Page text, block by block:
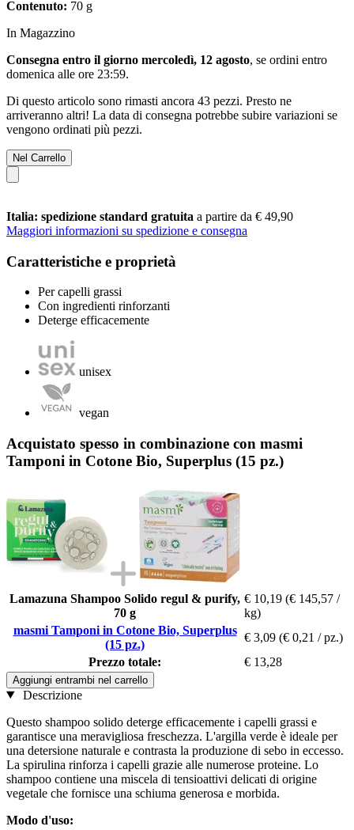
Contenuto: 70 g
In Magazzino
Consegna entro il giorno mercoledì, 12 agosto, se ordini entro
domenica alle ore 23:59.
Di questo articolo sono rimasti ancora 43 pezzi. Presto ne
arriveranno altri! La data di consegna potrebbe subire variazioni se
vengono ordinati più pezzi.
Nel Carrello
Italia: spedizione standard gratuita a partire da € 49,90
Maggiori informazioni su spedizione e consegna
Caratteristiche e proprietà
Per capelli grassi
Con ingredienti rinforzanti
Deterge efficacemente
unisex
vegan
Acquistato spesso in combinazione con masmi
Tamponi in Cotone Bio, Superplus (15 pz.)
Lamazuna Shampoo Solido regul & purify,
70 g
€ 10,19 (€ 145,57 /
kg)
masmi Tamponi in Cotone Bio, Superplus
(15 pz.)
€ 3,09 (€ 0,21 / pz.)
Prezzo totale:
€ 13,28
Aggiungi entrambi nel carrello
Descrizione
Questo shampoo solido deterge efficacemente i capelli grassi e
garantisce una meravigliosa freschezza. L'argilla verde è ideale per
una detersione naturale e contrasta la produzione di sebo in eccesso.
La spirulina rinforza i capelli grazie alle numerose proteine. Lo
shampoo contiene una miscela di tensioattivi delicati di origine
vegetale che fornisce una schiuma generosa e morbida.
Modo d'uso: